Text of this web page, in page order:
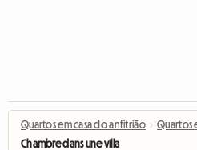
Quartos em casa do anfitrião › Quartos
Chambre dans une villa